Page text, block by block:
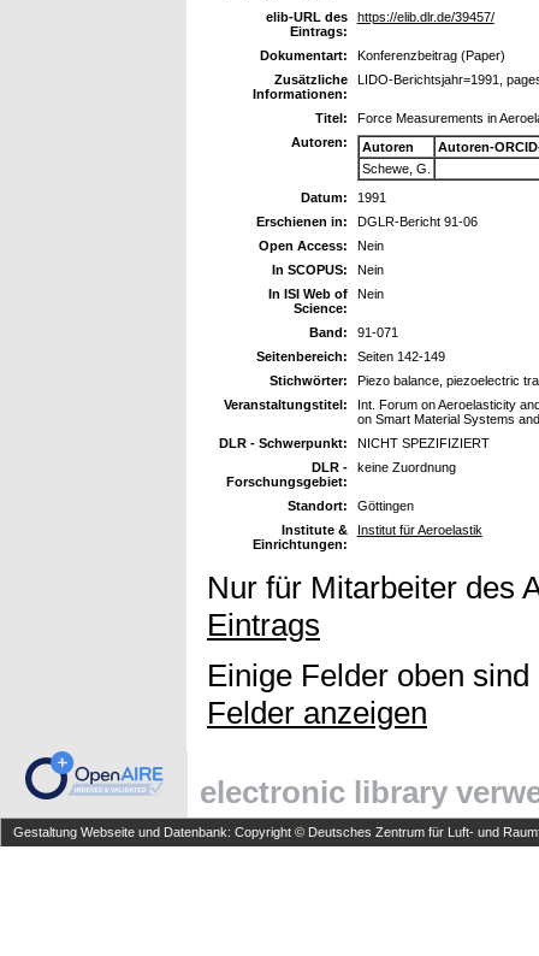
elib-URL des
Eintrags:
https://elib.dlr.de/39457/
Dokumentart:
Konferenzbeitrag (Paper)
Zusätzliche
Informationen:
LIDO-Berichtsjahr=1991,
Titel:
Force Measurements in
Autoren:
Autoren
Autoren-
Schewe, G.
Datum:
1991
Erschienen in:
DGLR-Bericht 91-06
Open Access:
Nein
In SCOPUS:
Nein
In ISI Web of
Science:
Nein
Band:
91-071
Seitenbereich:
Seiten 142-149
Stichwörter:
Piezo balance, piezoelectric
Veranstaltungstitel:
Int. Forum on Aeroelasticity
on Smart Material Systems
DLR - Schwerpunkt:
NICHT SPEZIFIZIERT
DLR -
Forschungsgebiet:
keine Zuordnung
Standort:
Göttingen
Institute &
Einrichtungen:
Institut für Aeroelastik
Nur für Mitarbeiter des
Eintrags
Einige Felder oben
Felder anzeigen
electronic library
Gestaltung Webseite und Datenbank: Copyright © Deutsches Zentrum für Luft- und